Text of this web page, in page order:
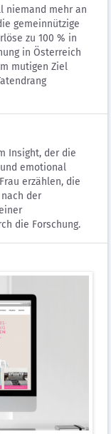
niemand mehr an
gemeinnützige
zu 100 % in
in Österreich
mutigen Ziel
Insight, der die
emotional
erzählen, die
der
die Forschung.